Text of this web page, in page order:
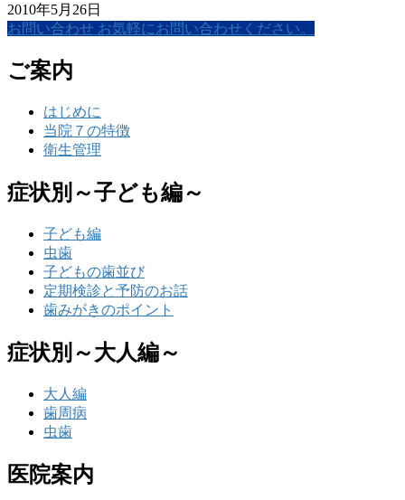
2010年5月26日
お問い合わせ お気軽にお問い合わせください。
ご案内
はじめに
当院７の特徴
衛生管理
症状別～子ども編～
子ども編
虫歯
子どもの歯並び
定期検診と予防のお話
歯みがきのポイント
症状別～大人編～
大人編
歯周病
虫歯
医院案内